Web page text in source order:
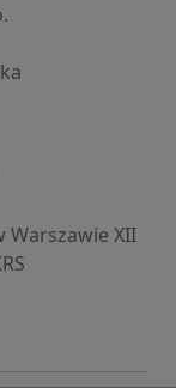
Warszawie XII